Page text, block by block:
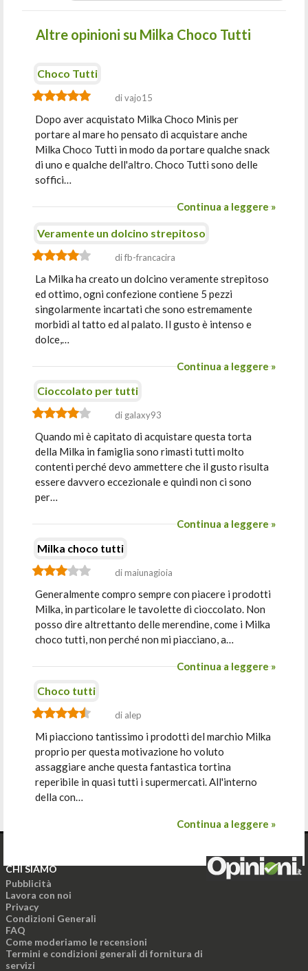
Altre opinioni su Milka Choco Tutti
Choco Tutti
di vajo15
Dopo aver acquistato Milka Choco Minis per
portare al mare ho pensato di acquistare anche
Milka Choco Tutti in modo da portare qualche snack
di uno e qualche dell'altro. Choco Tutti sono delle
soffici…
Continua a leggere »
Veramente un dolcino strepitoso
di fb-francacira
La Milka ha creato un dolcino veramente strepitoso
ed ottimo, ogni confezione contiene 5 pezzi
singolarmente incartati che sono estremamente
morbidi al tatto ed al palato. Il gusto è intenso e
dolce,…
Continua a leggere »
Cioccolato per tutti
di galaxy93
Quando mi è capitato di acquistare questa torta
della Milka in famiglia sono rimasti tutti molto
contenti perché devo ammettere che il gusto risulta
essere davvero eccezionale e quindi non ci sono
per…
Continua a leggere »
Milka choco tutti
di maiunagioia
Generalmente compro sempre con piacere i prodotti
Milka, in particolare le tavolette di cioccolato. Non
posso dire altrettanto delle merendine, come i Milka
choco tutti, non perché non mi piacciano, a…
Continua a leggere »
Choco tutti
di alep
Mi piacciono tantissimo i prodotti del marchio Milka
proprio per questa motivazione ho voluto
assaggiare anche questa fantastica tortina
reperibile in quasi tutti i supermercati. All'interno
della con…
Continua a leggere »
CHI SIAMO
Pubblicità
Lavora con noi
Privacy
Condizioni Generali
FAQ
Come moderiamo le recensioni
Termini e condizioni generali di fornitura di
servizi